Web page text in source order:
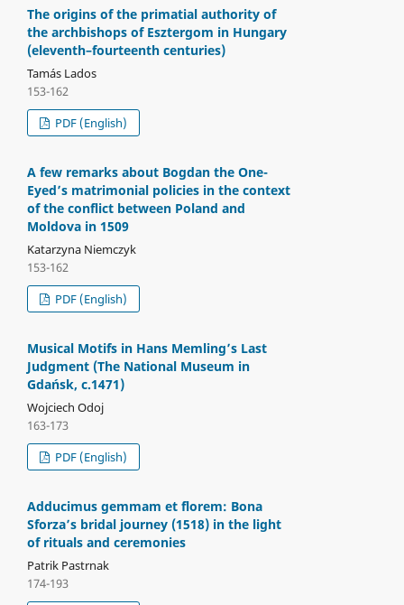
The origins of the primatial authority of
the archbishops of Esztergom in Hungary
(eleventh–fourteenth centuries)
Tamás Lados
153-162
PDF (English)
A few remarks about Bogdan the One-
Eyed’s matrimonial policies in the context
of the conflict between Poland and
Moldova in 1509
Katarzyna Niemczyk
153-162
PDF (English)
Musical Motifs in Hans Memling’s Last
Judgment (The National Museum in
Gdańsk, c.1471)
Wojciech Odoj
163-173
PDF (English)
Adducimus gemmam et florem: Bona
Sforza’s bridal journey (1518) in the light
of rituals and ceremonies
Patrik Pastrnak
174-193